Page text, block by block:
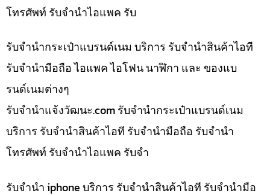
โทรศัพท์ รับจำนำไอแพค รับ
รับจำนำกระเป๋าแบรนด์เนม บริการ รับจำนำสินค้าไอที
รับจำนำมือถือ ไอแพค ไอโฟน นาฬิกา และ ของแบ
รนด์เนมต่างๆ
รับจํานําแจ้งวัฒนะ.com รับจำนำกระเป๋าแบรนด์เนม
บริการ รับจำนำสินค้าไอที รับจำนำมือถือ รับจำนำ
โทรศัพท์ รับจำนำไอแพค รับจำ
รับจำนำ iphone บริการ รับจำนำสินค้าไอที รับจำนำมือ